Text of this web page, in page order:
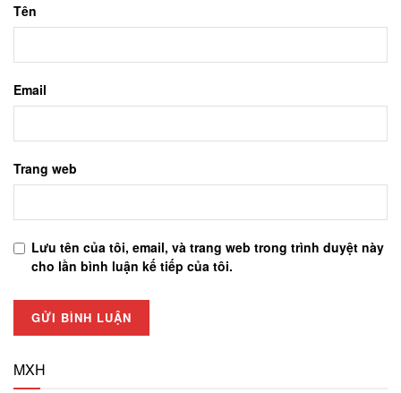
Tên
Email
Trang web
Lưu tên của tôi, email, và trang web trong trình duyệt này
cho lần bình luận kế tiếp của tôi.
MXH